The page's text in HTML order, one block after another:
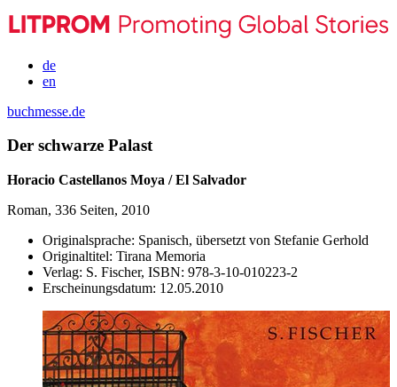
de
en
buchmesse.de
Der schwarze Palast
Horacio Castellanos Moya / El Salvador
Roman, 336 Seiten, 2010
Originalsprache: Spanisch, übersetzt von Stefanie Gerhold
Originaltitel: Tirana Memoria
Verlag: S. Fischer, ISBN: 978-3-10-010223-2
Erscheinungsdatum: 12.05.2010